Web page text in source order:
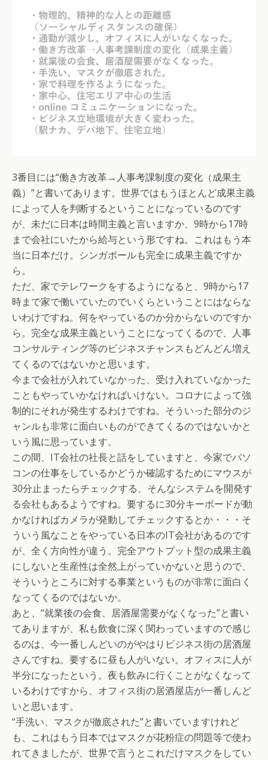
3番目には“働き方改革→人事考課制度の変化（成果主
義）”と書いてあります。世界ではもうほとんど成果主義
によって人を判断するということになっているのです
が、未だに日本は時間主義と言いますか、9時から17時
まで会社にいたから給与という形ですね。これはもう本
当に日本だけ。シンガポールも完全に成果主義ですか
ら。
ただ、家でテレワークをするようになると、9時から17
時まで家で働いていたのでいくらということにはならな
いわけですね。何をやっているのか分からないのですか
ら。完全な成果主義ということになってくるので、人事
コンサルティング等のビジネスチャンスもどんどん増え
てくるのではないかと思います。
今まで会社が入れていなかった、受け入れていなかった
こともやっていかなければいけない。コロナによって強
制的にそれが発生するわけですね。そういった部分のジ
ャンルも非常に面白いものができてくるのではないかと
いう風に思っています。
この間、IT会社の社長と話をしていますと、今家でパソ
コンの仕事をしているかどうか確認するためにマウスが
30分止まったらチェックする、そんなシステムを開発す
る会社もあるようですね。要するに30分キーボードが動
かなければカメラが発動してチェックするとか・・・そ
ういう風なことをやっている日本のIT会社があるのです
が、全く方向性が違う。完全アウトプット型の成果主義
にしないと生産性は全然上がっていかないと思うので、
そういうところに対する事業というものが非常に面白く
なってくるのではないか。
あと、“就業後の会食、居酒屋需要がなくなった”と書い
てありますが、私も飲食に深く関わっていますので感じ
るのは、今一番しんどいのがやはりビジネス街の居酒屋
さんですね。要するに昼も人がいない。オフィスに人が
半分になったという。夜も飲みに行くことがなくなって
いるわけですから、オフィス街の居酒屋店が一番しんど
いと思います。
“手洗い、マスクが徹底された”と書いていますけれど
も、これはもう日本ではマスクが花粉症の問題等で使わ
れてきましたが、世界で言うとこれだけマスクをしてい